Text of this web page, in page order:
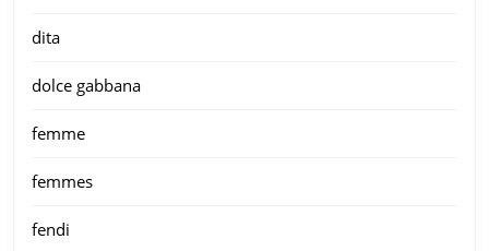
dita
dolce gabbana
femme
femmes
fendi